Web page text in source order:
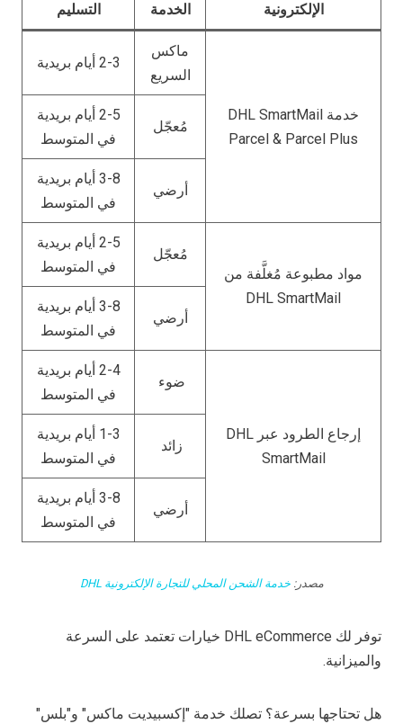
الإلكترونية
الخدمة
التسليم
خدمة DHL SmartMail
Parcel & Parcel Plus
ماكس
السريع
2-3 أيام بريدية
مُعجّل
2-5 أيام بريدية
في المتوسط
أرضي
3-8 أيام بريدية
في المتوسط
مواد مطبوعة مُغلَّفة من
DHL SmartMail
مُعجّل
2-5 أيام بريدية
في المتوسط
أرضي
3-8 أيام بريدية
في المتوسط
إرجاع الطرود عبر DHL
SmartMail
ضوء
2-4 أيام بريدية
في المتوسط
زائد
1-3 أيام بريدية
في المتوسط
أرضي
3-8 أيام بريدية
في المتوسط
مصدر:خدمة الشحن المحلي للتجارة الإلكترونية DHL
توفر لك DHL eCommerce خيارات تعتمد على السرعة
والميزانية.
هل تحتاجها بسرعة؟ تصلك خدمة "إكسبيديت ماكس" و"بلس"